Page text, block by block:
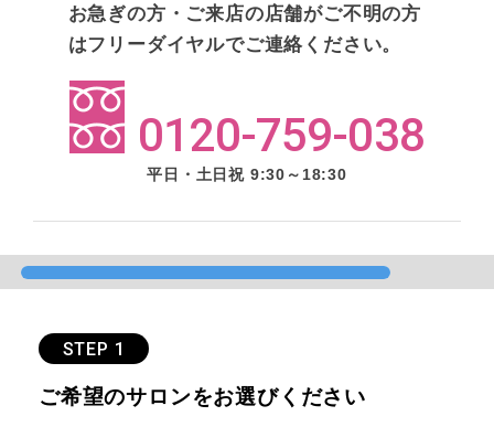
お急ぎの方・ご来店の店舗がご不明の方
はフリーダイヤルでご連絡ください。
0120-759-038
平日・土日祝 9:30～18:30
STEP 1
ご希望のサロンをお選びください